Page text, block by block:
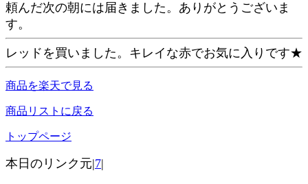
頼んだ次の朝には届きました。ありがとうございま
す。
レッドを買いました。キレイな赤でお気に入りです★
商品を楽天で見る
商品リストに戻る
トップページ
本日のリンク元|7|